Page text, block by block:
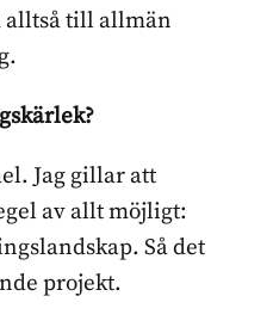
alltså till allmän
Jag gillar att
av allt möjligt:
Så det
projekt.